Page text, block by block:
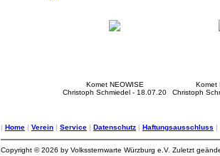
Komet NEOWISE
Christoph Schmiedel - 18.07.20
Komet
Christoph
| Home | Verein | Service | Datenschutz | Haftungsausschluss |
Copyright © 2026 by Volkssternwarte Würzburg e.V. Zuletzt